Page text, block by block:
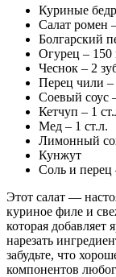
Куриные
Салат ромен
Болгарский
Огурец – 150
Чеснок – 2
Перец чили –
Соевый соус
Кетчуп – 1
Мед – 1 ст.л.
Лимонный
Кунжут
Соль и перец
Этот салат —
куриное филе и
которая добавляет
нарезать
забудьте, что
компонентов